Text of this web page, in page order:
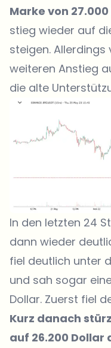
Marke von
stieg wieder auf
steigen.
weiteren Anstieg
die alte
In den letzten 24
dann wieder
fiel deutlich unter
und sah sogar
Dollar. Zuerst fiel
Kurz danach
auf 26.200 Dollar